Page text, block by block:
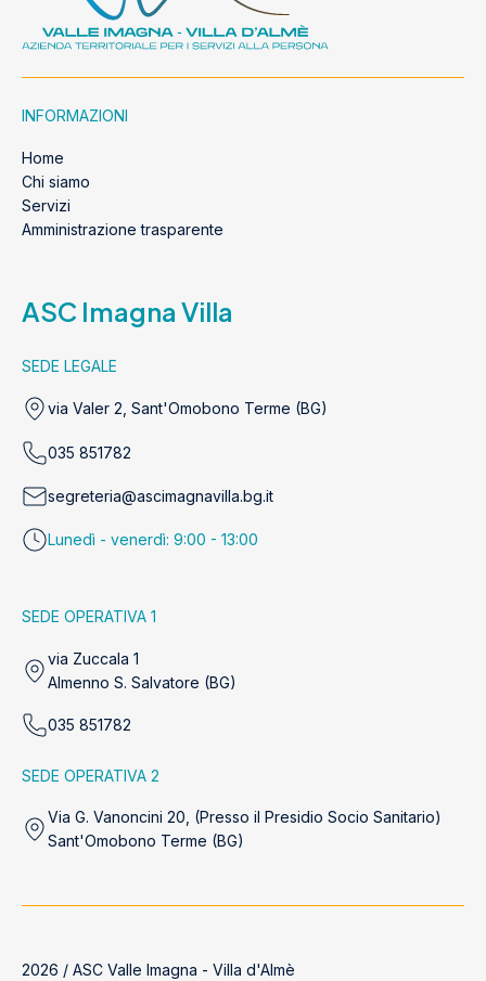
INFORMAZIONI
Home
Chi siamo
Servizi
Amministrazione trasparente
ASC Imagna Villa
SEDE LEGALE
via Valer 2, Sant'Omobono Terme (BG)
035 851782
segreteria@ascimagnavilla.bg.it
Lunedì - venerdì: 9:00 - 13:00
SEDE OPERATIVA 1
via Zuccala 1
Almenno S. Salvatore (BG)
035 851782
SEDE OPERATIVA 2
Via G. Vanoncini 20, (Presso il Presidio Socio Sanitario)
Sant'Omobono Terme (BG)
2026 / ASC Valle Imagna - Villa d'Almè